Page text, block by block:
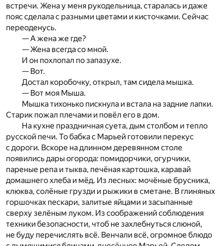
встречи. Жена у меня рукодельница, старалась и даже
пояс сделала с разными цветами и кисточками. Сейчас
переоденусь.
— А жена же где?
— Жена всегда со мной.
И он похлопал по запазухе.
— Вот.
Достал коробочку, открыл, там сидела мышка.
— Вот моя Мыша.
Мышка тихонько пискнула и встала на задние лапки.
Старик пожал плечами и повёл его в дом.
На кухне праздничная суета, дым столбом и тепло
русской печи. То бабка с Марьей готовили перекус
с дороги. Вскоре на длинном деревянном столе
появились дары огорода: помидорчики, огурчики,
пареные репа и тыква, печёная картошка, каравай
домашнего хлеба и мёд. Из лесных: мочёные брусника,
клюква, солёные грузди и рыжики в сметане. В глиняных
горшочках пескари, залитые яйцами и засыпанные
сверху зелёным луком. Из соображений соблюдения
техники безопасности, чтоб не захлебнуться слюной,
не буду перечислять всё. Венчали всё, огромное блюдо